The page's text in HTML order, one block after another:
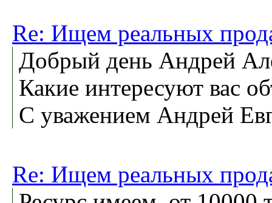
Re: Ищем реальных
Добрый день Андрей
Какие интересуют вас
С уважением Андрей
Re: Ищем реальных